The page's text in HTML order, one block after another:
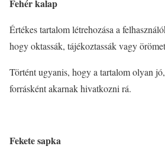
Fehér kalap
Értékes tartalom létrehozása a
hogy oktassák, tájékoztassák vagy
Történt ugyanis, hogy a tartalom olyan
forrásként akarnak hivatkozni rá.
Fekete sapka